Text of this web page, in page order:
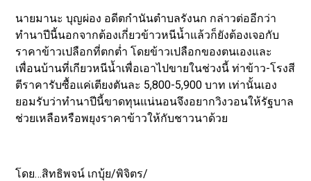
นายมานะ บุญผ่อง อดีตกำนันตำบลรังนก กล่าวต่ออีกว่า
ทำนาปีนี้นอกจากต้องเกี่ยวข้าวหนีน้ำแล้วก็ยังต้องเจอกับ
ราคาข้าวเปลือกที่ตกต่ำ โดยข้าวเปลือกของตนเองและ
เพื่อนบ้านที่เกียวหนีน้ำเพื่อเอาไปขายในช่วงนี้ ท่าข้าว-โรงสี
ตีราคารับซื้อแค่เตียงตันละ 5,800-5,900 บาท เท่านั้นเอง
ยอมรับว่าทำนาปีนี้ขาดทุนแน่นอนจึงอยากวิงวอนให้รัฐบาล
ช่วยเหลือหรือพยุงราคาข้าวให้กับชาวนาด้วย
โดย…สิทธิพจน์ เกบุ้ย/พิจิตร/